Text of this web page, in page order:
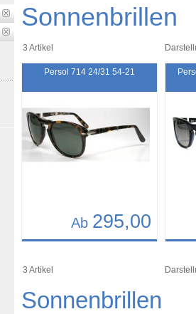
Sonnenbrillen
3 Artikel
Persol 714 24/31 54-21
Ab 295,00
Art.-Nr.: 9712 Art.-
3 Artikel
Sonnenbrillen